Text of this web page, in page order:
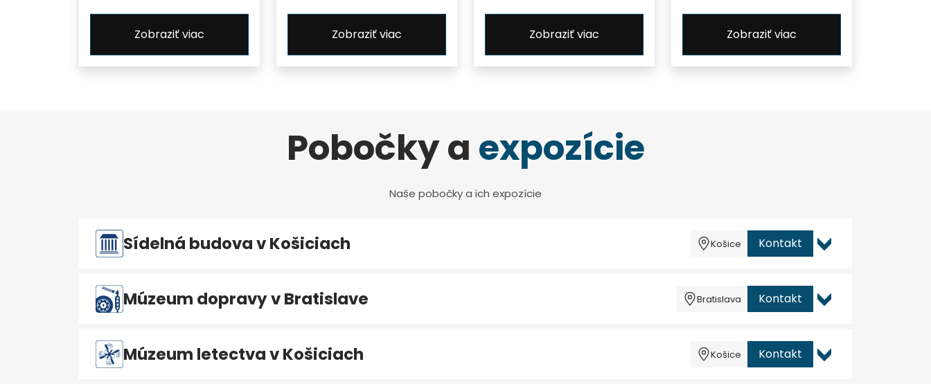
Zobraziť viac Zobraziť viac Zobraziť viac Zobraziť viac
Pobočky a expozície
Naše pobočky a ich expozície
Sídelná budova v Košiciach Košice Kontakt
Múzeum dopravy v Bratislave Bratislava Kontakt
Múzeum letectva v Košiciach Košice Kontakt